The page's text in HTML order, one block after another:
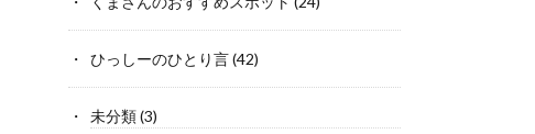
ひっしーのひとり言(42)
未分類(3)